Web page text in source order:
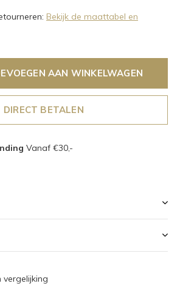
Bekijk de maattabel en
AAN WINKELWAGEN
DIRECT BETALEN
Vanaf €30,-